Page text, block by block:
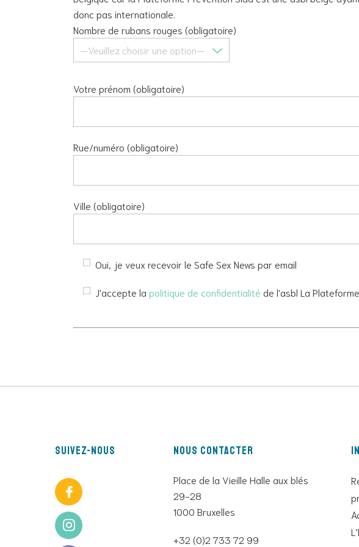
donc pas internationale.
Nombre de rubans rouges (obligatoire)
Votre prénom (obligatoire)
Rue/numéro (obligatoire)
Ville (obligatoire)
Oui, je veux recevoir le Safe Sex News par email
J'accepte la politique de confidentialité de l'asbl La
Suivez-nous Nous contacter
Place de la Vieille Halle aux blés
29-28
1000 Bruxelles
+32 (0)2 733 72 99